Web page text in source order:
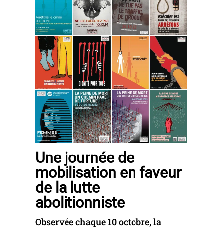
Une journée de
mobilisation en faveur
de la lutte
abolitionniste
Observée chaque 10 octobre, la